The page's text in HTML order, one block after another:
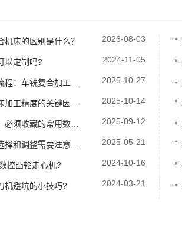
床的区别是什么？ 2026-08-03
以定制吗? 2024-11-05
2025-10-27
2025-10-14
2025-09-12
2025-05-21
控凸轮走心机? 2024-10-16
机避坑的小技巧? 2024-03-21